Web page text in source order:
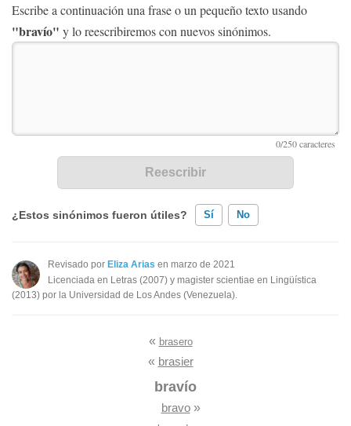
Escribe a continuación una frase o un pequeño texto usando
"bravío" y lo reescribiremos con nuevos sinónimos.
¿Estos sinónimos fueron útiles? Sí No
Existen sinónimos incorrectos
Ninguno de los sinónimos presentados me ayudó
Revisado por Eliza Arias en marzo de 2021
Licenciada en Letras (2007) y magister scientiae en Lingüística
(2013) por la Universidad de Los Andes (Venezuela).
« brasero
« brasier
bravío
bravo»